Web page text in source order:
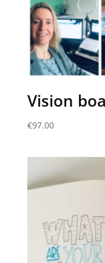
Vision
€97.00